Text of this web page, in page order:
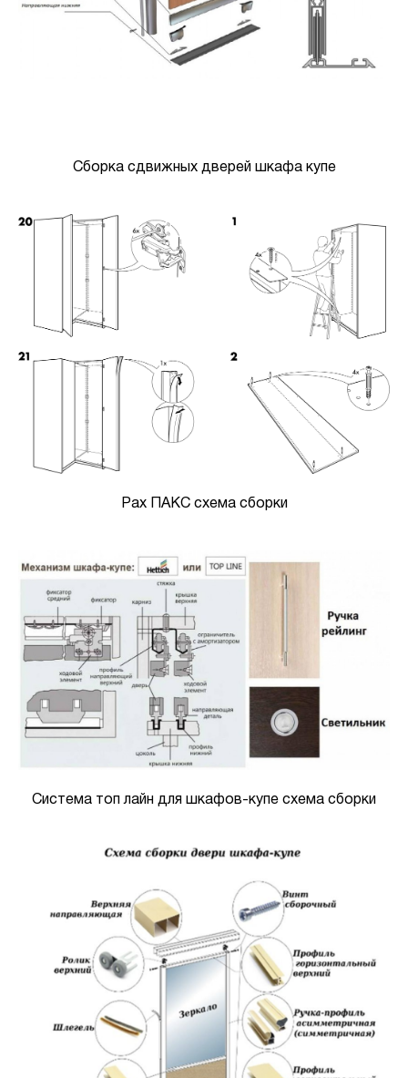
Сборка сдвижных дверей шкафа купе
Pax ПАКС схема сборки
Система топ лайн для шкафов-купе схема сборки